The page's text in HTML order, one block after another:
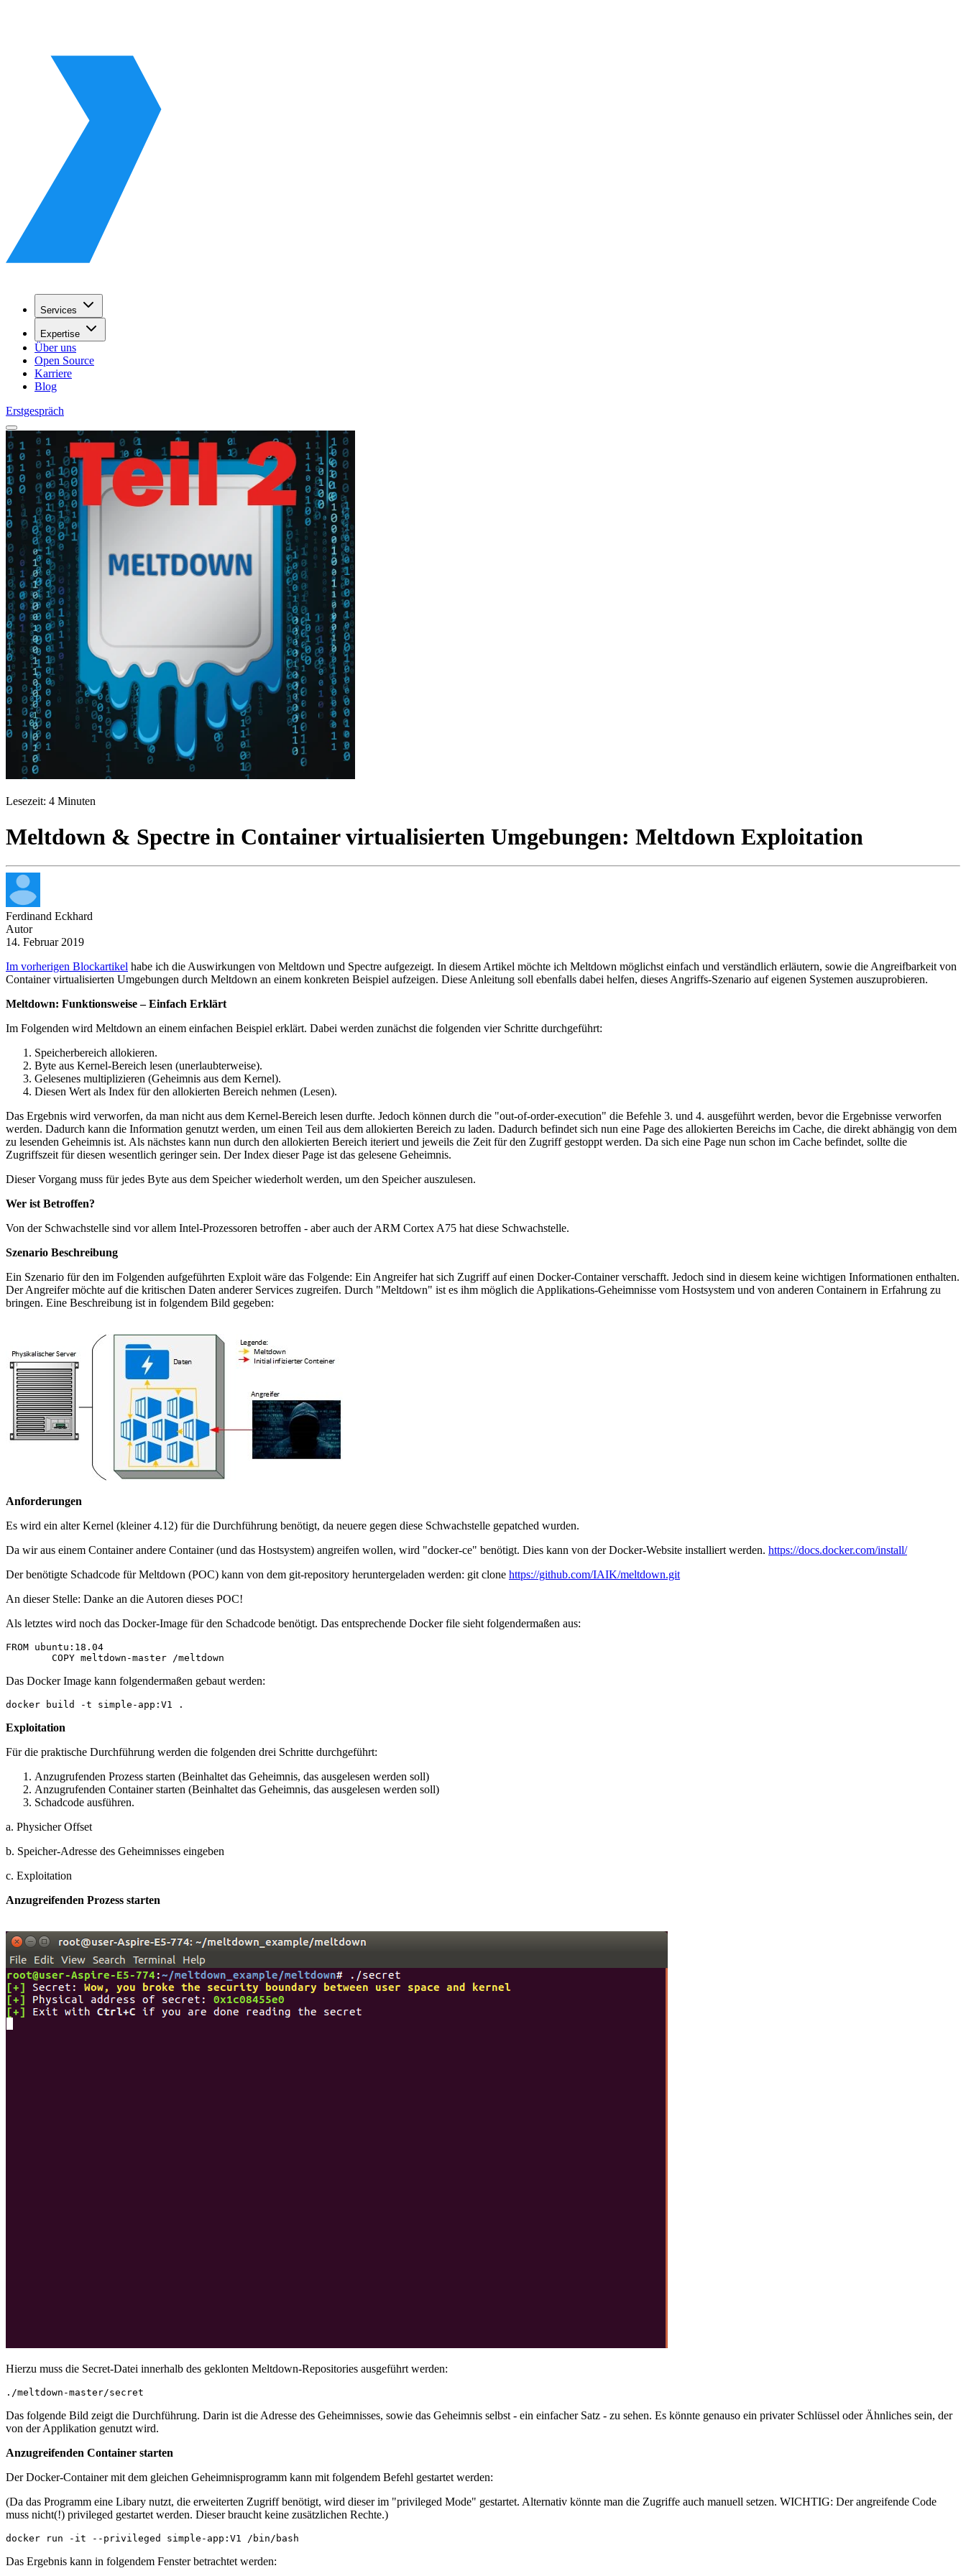
Services
Expertise
Über uns
Open Source
Karriere
Blog
Erstgespräch
Lesezeit: 4 Minuten
Meltdown & Spectre in Container virtualisierten Umgebungen: Meltdown Exploitation
Ferdinand Eckhard
Autor
14. Februar 2019
Im vorherigen Blockartikel habe ich die Auswirkungen von Meltdown und Spectre aufgezeigt. In diesem Artikel möchte ich Meltdown möglichst einfach und verständlich erläutern, sowie die Angreifbarkeit von
Container virtualisierten Umgebungen durch Meltdown an einem konkreten Beispiel aufzeigen. Diese Anleitung soll ebenfalls dabei helfen, dieses Angriffs-Szenario auf eigenen Systemen auszuprobieren.
Meltdown: Funktionsweise – Einfach Erklärt
Im Folgenden wird Meltdown an einem einfachen Beispiel erklärt. Dabei werden zunächst die folgenden vier Schritte durchgeführt:
Speicherbereich allokieren.
Byte aus Kernel-Bereich lesen (unerlaubterweise).
Gelesenes multiplizieren (Geheimnis aus dem Kernel).
Diesen Wert als Index für den allokierten Bereich nehmen (Lesen).
Das Ergebnis wird verworfen, da man nicht aus dem Kernel-Bereich lesen durfte. Jedoch können durch die "out-of-order-execution" die Befehle 3. und 4. ausgeführt werden, bevor die Ergebnisse verworfen
werden. Dadurch kann die Information genutzt werden, um einen Teil aus dem allokierten Bereich zu laden. Dadurch befindet sich nun eine Page des allokierten Bereichs im Cache, die direkt abhängig von dem
zu lesenden Geheimnis ist. Als nächstes kann nun durch den allokierten Bereich iteriert und jeweils die Zeit für den Zugriff gestoppt werden. Da sich eine Page nun schon im Cache befindet, sollte die
Zugriffszeit für diesen wesentlich geringer sein. Der Index dieser Page ist das gelesene Geheimnis.
Dieser Vorgang muss für jedes Byte aus dem Speicher wiederholt werden, um den Speicher auszulesen.
Wer ist Betroffen?
Von der Schwachstelle sind vor allem Intel-Prozessoren betroffen - aber auch der ARM Cortex A75 hat diese Schwachstelle.
Szenario Beschreibung
Ein Szenario für den im Folgenden aufgeführten Exploit wäre das Folgende: Ein Angreifer hat sich Zugriff auf einen Docker-Container verschafft. Jedoch sind in diesem keine wichtigen Informationen enthalten.
Der Angreifer möchte auf die kritischen Daten anderer Services zugreifen. Durch "Meltdown" ist es ihm möglich die Applikations-Geheimnisse vom Hostsystem und von anderen Containern in Erfahrung zu
bringen. Eine Beschreibung ist in folgendem Bild gegeben:
Anforderungen
Es wird ein alter Kernel (kleiner 4.12) für die Durchführung benötigt, da neuere gegen diese Schwachstelle gepatched wurden.
Da wir aus einem Container andere Container (und das Hostsystem) angreifen wollen, wird "docker-ce" benötigt. Dies kann von der Docker-Website installiert werden. https://docs.docker.com/install/
Der benötigte Schadcode für Meltdown (POC) kann von dem git-repository heruntergeladen werden: git clone https://github.com/IAIK/meltdown.git
An dieser Stelle: Danke an die Autoren dieses POC!
Als letztes wird noch das Docker-Image für den Schadcode benötigt. Das entsprechende Docker file sieht folgendermaßen aus:
FROM ubuntu:18.04
Das Docker Image kann folgendermaßen gebaut werden:
Exploitation
Für die praktische Durchführung werden die folgenden drei Schritte durchgeführt:
Anzugrufenden Prozess starten (Beinhaltet das Geheimnis, das ausgelesen werden soll)
Anzugrufenden Container starten (Beinhaltet das Geheimnis, das ausgelesen werden soll)
Schadcode ausführen.
a. Physicher Offset
b. Speicher-Adresse des Geheimnisses eingeben
c. Exploitation
Anzugreifenden Prozess starten
Hierzu muss die Secret-Datei innerhalb des geklonten Meltdown-Repositories ausgeführt werden:
Das folgende Bild zeigt die Durchführung. Darin ist die Adresse des Geheimnisses, sowie das Geheimnis selbst - ein einfacher Satz - zu sehen. Es könnte genauso ein privater Schlüssel oder Ähnliches sein, der
von der Applikation genutzt wird.
Anzugreifenden Container starten
Der Docker-Container mit dem gleichen Geheimnisprogramm kann mit folgendem Befehl gestartet werden:
(Da das Programm eine Libary nutzt, die erweiterten Zugriff benötigt, wird dieser im "privileged Mode" gestartet. Alternativ könnte man die Zugriffe auch manuell setzen. WICHTIG: Der angreifende Code
muss nicht(!) privileged gestartet werden. Dieser braucht keine zusätzlichen Rechte.)
Das Ergebnis kann in folgendem Fenster betrachtet werden: